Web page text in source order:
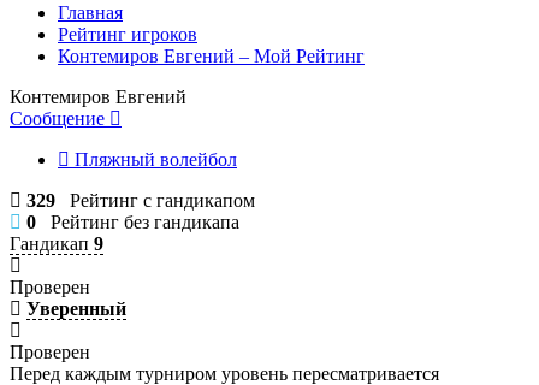
Главная
Рейтинг игроков
Контемиров Евгений – Мой Рейтинг
Контемиров Евгений
Сообщение
Пляжный волейбол
329 Рейтинг с гандикапом
0 Рейтинг без гандикапа
Гандикап 9
Проверен
Уверенный
Проверен
Перед каждым турниром уровень пересматривается